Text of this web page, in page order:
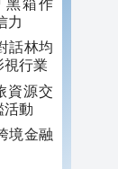
黑箱作
力
話林均
視行業
資源交
活動
境金融